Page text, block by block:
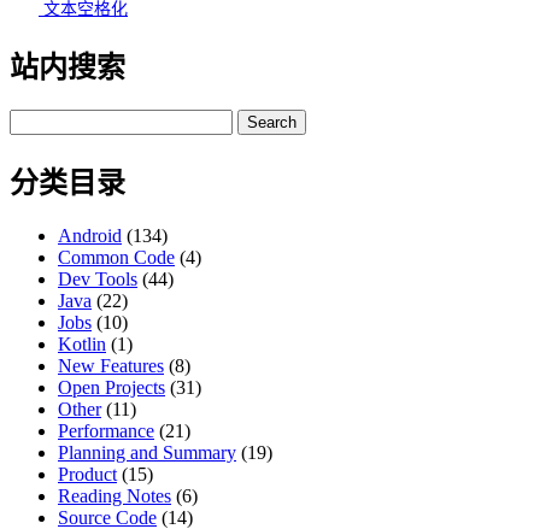
文本空格化
站内搜索
for:
分类目录
Android (134)
Common Code (4)
Dev Tools (44)
Java (22)
Jobs (10)
Kotlin (1)
New Features (8)
Open Projects (31)
Other(11)
Performance (21)
Planning and Summary (19)
Product (15)
Reading Notes (6)
Source Code (14)